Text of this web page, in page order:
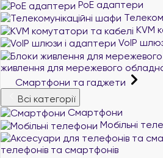
PoE адаптери
KVM
VoIP
живлення для мережевого
Смартфони та гаджети
Всі категорії
Смартфони
Мобільні
телефонів та смартфонів